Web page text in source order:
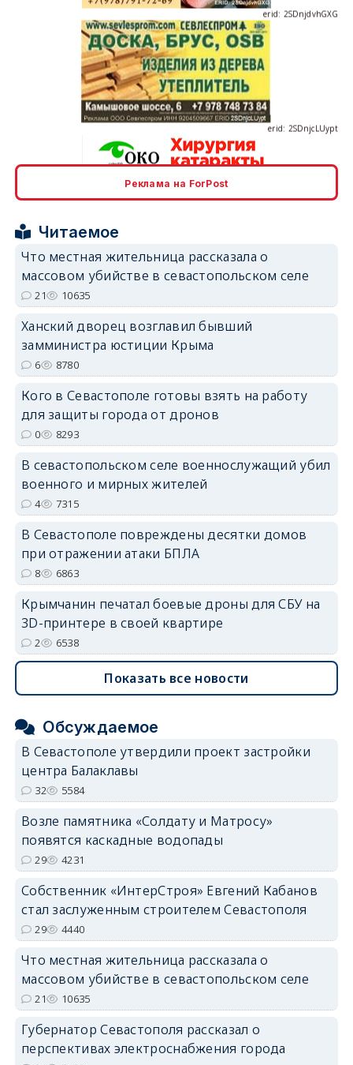
erid: 2SDnjcrDNw6
Реклама на ForPost
Читаемое
Что местная жительница рассказала о
массовом убийстве в севастопольском селе
21 10635
Ханский дворец возглавил бывший
замминистра юстиции Крыма
6 8780
Кого в Севастополе готовы взять на работу
для защиты города от дронов
0 8293
В севастопольском селе военнослужащий убил
военного и мирных жителей
4 7315
В Севастополе повреждены десятки домов
при отражении атаки БПЛА
8 6863
Крымчанин печатал боевые дроны для СБУ на
3D-принтере в своей квартире
2 6538
Показать все новости
Обсуждаемое
В Севастополе утвердили проект застройки
центра Балаклавы
32 5584
Возле памятника «Солдату и Матросу»
появятся каскадные водопады
29 4231
Собственник «ИнтерСтроя» Евгений Кабанов
стал заслуженным строителем Севастополя
29 4440
Что местная жительница рассказала о
массовом убийстве в севастопольском селе
21 10635
Губернатор Севастополя рассказал о
перспективах электроснабжения города